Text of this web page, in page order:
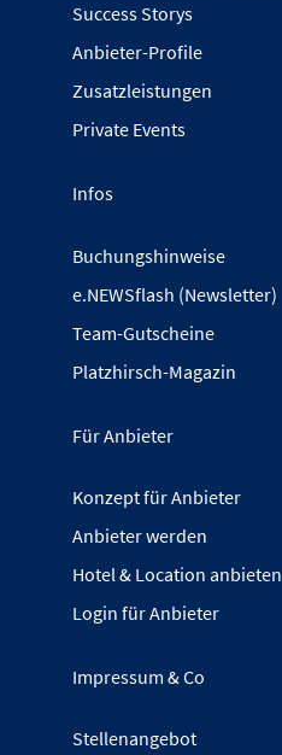
Success Storys
Anbieter-Profile
Zusatzleistungen
Private Events
Infos
Buchungshinweise
e.NEWSflash (Newsletter)
Team-Gutscheine
Platzhirsch-Magazin
Für Anbieter
Konzept für Anbieter
Anbieter werden
Hotel & Location anbieten
Login für Anbieter
Impressum & Co
Stellenangebot